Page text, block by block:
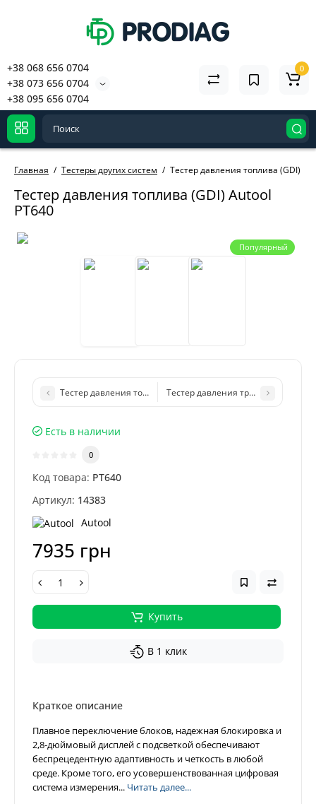
+38 068 656 0704
+38 073 656 0704
+38 095 656 0704
0
Главная Тестеры других систем Тестер давления топлива (GDI)
Тестер давления топлива (GDI) Autool
PT640
Популярный
Тестер давления топлива Autool PT630
Тестер давления
Есть в наличии
0
Код товара: PT640
Артикул: 14383
Autool
7935 грн
Купить
В 1 клик
Краткое описание
Плавное переключение блоков, надежная блокировка и
2,8-дюймовый дисплей с подсветкой обеспечивают
беспрецедентную адаптивность и четкость в любой
среде. Кроме того, его усовершенствованная цифровая
система измерения... Читать далее...